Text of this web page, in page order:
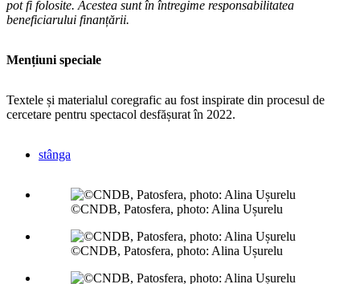
pot fi folosite. Acestea sunt în întregime responsabilitatea
beneficiarului finanțării.
Mențiuni speciale
Textele și materialul coregrafic au fost inspirate din procesul de
cercetare pentru spectacol desfășurat în 2022.
stânga
©CNDB, Patosfera, photo: Alina Ușurelu
©CNDB, Patosfera, photo: Alina Ușurelu